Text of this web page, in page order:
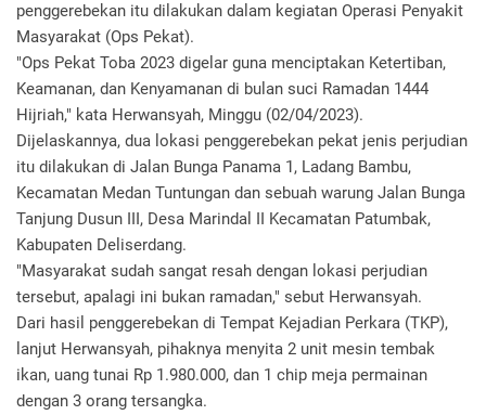
penggerebekan itu dilakukan dalam kegiatan Operasi Penyakit
Masyarakat (Ops Pekat).
"Ops Pekat Toba 2023 digelar guna menciptakan Ketertiban,
Keamanan, dan Kenyamanan di bulan suci Ramadan 1444
Hijriah," kata Herwansyah, Minggu (02/04/2023).
Dijelaskannya, dua lokasi penggerebekan pekat jenis perjudian
itu dilakukan di Jalan Bunga Panama 1, Ladang Bambu,
Kecamatan Medan Tuntungan dan sebuah warung Jalan Bunga
Tanjung Dusun III, Desa Marindal II Kecamatan Patumbak,
Kabupaten Deliserdang.
"Masyarakat sudah sangat resah dengan lokasi perjudian
tersebut, apalagi ini bukan ramadan," sebut Herwansyah.
Dari hasil penggerebekan di Tempat Kejadian Perkara (TKP),
lanjut Herwansyah, pihaknya menyita 2 unit mesin tembak
ikan, uang tunai Rp 1.980.000, dan 1 chip meja permainan
dengan 3 orang tersangka.